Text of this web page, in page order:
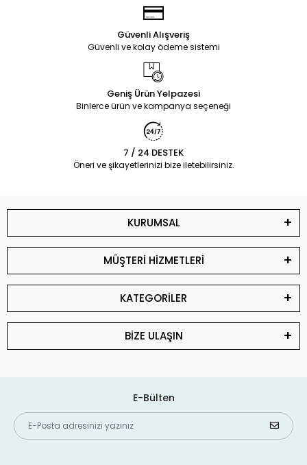
Güvenli Alışveriş
Güvenli ve kolay ödeme sistemi
Geniş Ürün Yelpazesi
Binlerce ürün ve kampanya seçeneği
7 / 24 DESTEK
Öneri ve şikayetlerinizi bize iletebilirsiniz.
KURUMSAL
MÜŞTERİ HİZMETLERİ
KATEGORİLER
BİZE ULAŞIN
E-Bülten